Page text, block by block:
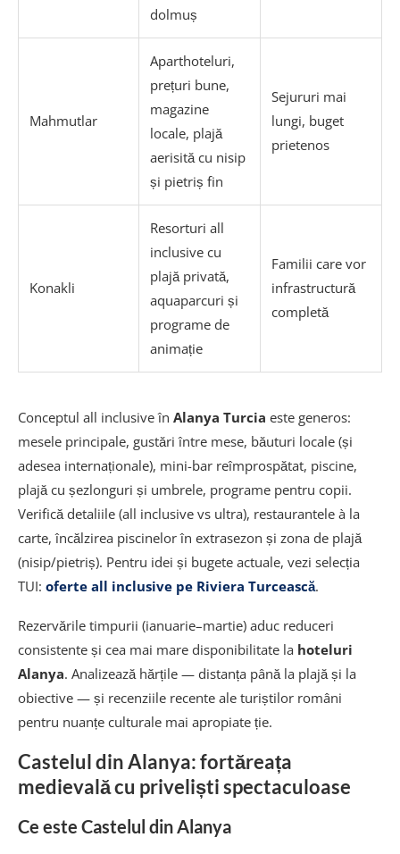
dolmuș
Mahmutlar
Aparthoteluri,
prețuri bune,
magazine
locale, plajă
aerisită cu nisip
și pietriș fin
Sejururi mai
lungi, buget
prietenos
Konakli
Resorturi all
inclusive cu
plajă privată,
aquaparcuri și
programe de
animație
Familii care vor
infrastructură
completă
Conceptul all inclusive în Alanya Turcia este generos:
mesele principale, gustări între mese, băuturi locale (și
adesea internaționale), mini-bar reîmprospătat, piscine,
plajă cu șezlonguri și umbrele, programe pentru copii.
Verifică detaliile (all inclusive vs ultra), restaurantele à la
carte, încălzirea piscinelor în extrasezon și zona de plajă
(nisip/pietriș). Pentru idei și bugete actuale, vezi selecția
TUI: oferte all inclusive pe Riviera Turcească.
Rezervările timpurii (ianuarie–martie) aduc reduceri
consistente și cea mai mare disponibilitate la hoteluri
Alanya. Analizează hărțile — distanța până la plajă și la
obiective — și recenziile recente ale turiștilor români
pentru nuanțe culturale mai apropiate ție.
Castelul din Alanya: fortăreața
medievală cu priveliști spectaculoase
Ce este Castelul din Alanya